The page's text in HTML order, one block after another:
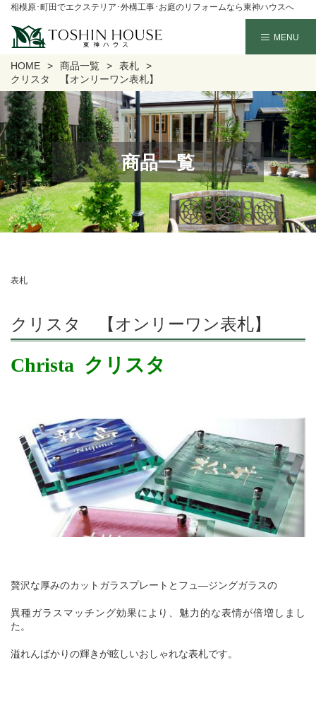
相模原･町田でエクステリア･外構工事･お庭のリフォームなら東神ハウスへ
HOME 商品一覧
表札
クリスタ 【オンリーワン表札】
商品一覧
表札
クリスタ 【オンリーワン表札】
Christa クリスタ
贅沢な厚みのカットガラスプレートとフュ ―ジングガラスの
異種ガラスマッチング効果により、魅力的な表情が倍増しまし
た。
溢れんばかりの輝きが眩しいおしゃれな表札です。